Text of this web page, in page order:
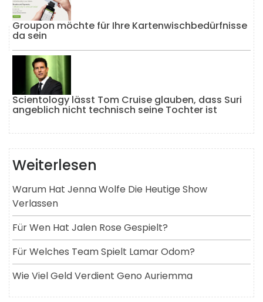
Groupon möchte für Ihre Kartenwischbedürfnisse
da sein
Scientology lässt Tom Cruise glauben, dass Suri
angeblich nicht technisch seine Tochter ist
Weiterlesen
Warum Hat Jenna Wolfe Die Heutige Show
Verlassen
Für Wen Hat Jalen Rose Gespielt?
Für Welches Team Spielt Lamar Odom?
Wie Viel Geld Verdient Geno Auriemma